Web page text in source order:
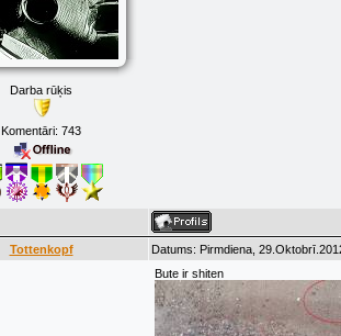
Darba rūķis
Komentāri: 743
Tottenkopf
Datums: Pirmdiena,
Bute ir shiten